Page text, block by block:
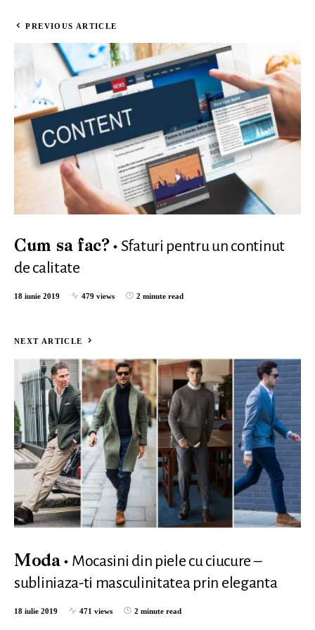
PREVIOUS ARTICLE
Cum sa fac?
Sfaturi pentru un continut
de calitate
18 iunie 2019 479 views 2 minute read
NEXT ARTICLE
Moda
Mocasini din piele cu ciucure –
subliniaza-ti masculinitatea prin eleganta
18 iulie 2019 471 views 2 minute read